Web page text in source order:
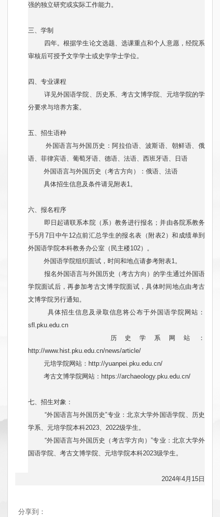
强的独立研究或实际工作能力。
三、学制
四年。根据学生论文选题、选课重点和个人意愿，经院系
审核后可授予文学学士或史学学士学位。
四、专业课程
详见外国语学院、历史系、考古文博学院、元培学院的学
分要求与培养方案。
五、招生语种
外国语言与外国历史：阿拉伯语、波斯语、朝鲜语、俄
语、菲律宾语、葡萄牙语、德语、法语、西班牙语、日语
外国语言与外国历史（考古方向）：俄语、法语
具体招生信息及条件请见附表1。
六、报名程序
即日起请联系本院（系）教务进行报名；并由各院系教务
于5月7日中午12点前汇总学生的报名表（附表2）和成绩单到
外国语学院本科教务办公室（民主楼102）。
外国语学院组织面试，时间和地点请参考附表1。
报名外国语言与外国历史（考古方向）的学生通过外国语
学院面试后，再参加考古文博学院面试，具体时间地点由考古
文博学院另行通知。
具体招生信息及录取信息将公布于外国语学院网站：
sfl.pku.edu.cn
历史学系网站：
http://www.hist.pku.edu.cn/news/article/
元培学院网站：http://yuanpei.pku.edu.cn/
考古文博学院网站：https://archaeology.pku.edu.cn/
七、招生对象：
“外国语言与外国历史”专业：北京大学外国语学院、历史
学系、元培学院本科2023、2022级学生。
“外国语言与外国历史（考古学方向）”专业：北京大学外
国语学院、考古文博学院、元培学院本科2023级学生。
2024年4月15日
分享到：